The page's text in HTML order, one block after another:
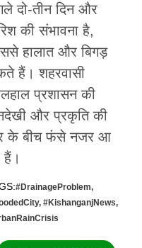
दो-तीन दिन और
की संभावना है,
हालात और बिगड़
हैं। शहरवासी
प्रशासन की
और प्रकृति की
के बीच फंसे नजर आ
हैं।
#DrainageProblem,
, #KishanganjNews,